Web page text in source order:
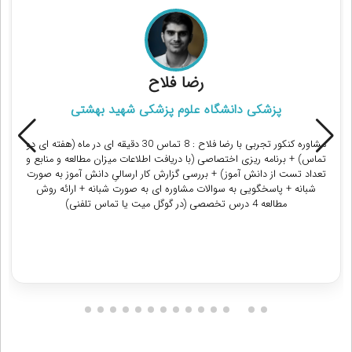
رضا فلاح
پزشکی دانشگاه علوم پزشکی شهید بهشتی
مشاوره کنکور تجربی با رضا فلاح : 8 تماس 30 دقیقه ای در ماه (هفته ای دو
تماس) + برنامه ریزی اختصاصی (با دریافت اطلاعات میزان مطالعه و منابع و
تعداد تست از دانش آموز) + بررسی گزارش کار ارسالیِ دانش آموز به صورت
شبانه + پاسخگویی به سوالات مشاوره ای به صورت شبانه + ارائه روش
مطالعه 4 درس تخصصی (در گوگل میت یا تماس تلفنی)